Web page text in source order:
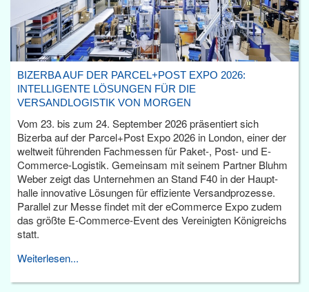
BIZERBA AUF DER PARCEL+POST EXPO 2026:
INTELLIGENTE LÖSUNGEN FÜR DIE
VERSANDLOGISTIK VON MORGEN
Vom 23. bis zum 24. September 2026 präsentiert sich
Bizerba auf der Parcel+Post Expo 2026 in London, einer der
weltweit führenden Fachmessen für Paket-, Post- und E-
Commerce-Logistik. Gemeinsam mit seinem Partner Bluhm
Weber zeigt das Unternehmen an Stand F40 in der Haupt­
halle innovative Lösungen für effiziente Versandprozesse.
Parallel zur Messe findet mit der eCommerce Expo zudem
das größte E-Commerce-Event des Vereinigten Königreichs
statt.
Weiterlesen...